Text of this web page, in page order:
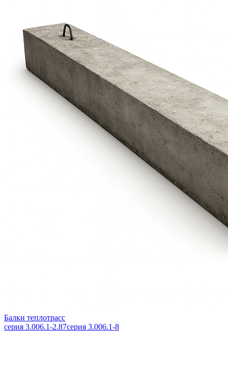
Балки теплотрасс
серия 3.006.1-2.87серия 3.006.1-8